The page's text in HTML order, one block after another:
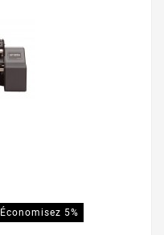
Économisez 5%